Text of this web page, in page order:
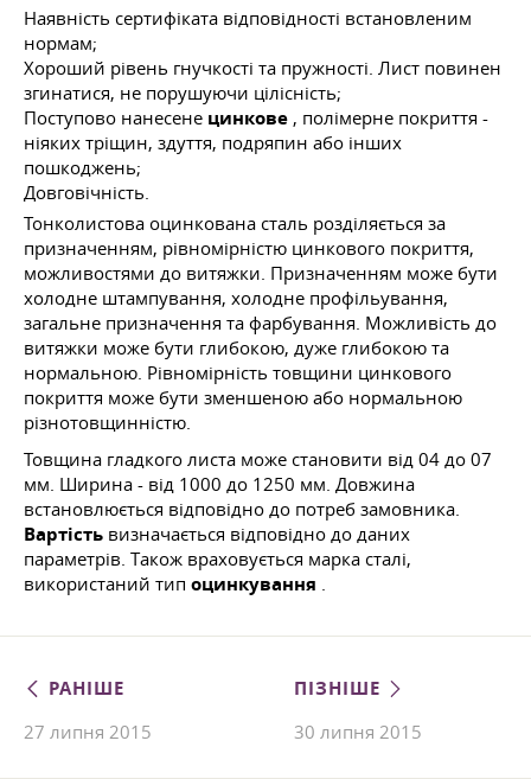
Наявність сертифіката відповідності встановленим
нормам;
Хороший рівень гнучкості та пружності. Лист повинен
згинатися, не порушуючи цілісність;
Поступово нанесене цинкове , полімерне покриття -
ніяких тріщин, здуття, подряпин або інших
пошкоджень;
Довговічність.
Тонколистова оцинкована сталь розділяється за
призначенням, рівномірністю цинкового покриття,
можливостями до витяжки. Призначенням може бути
холодне штампування, холодне профільування,
загальне призначення та фарбування. Можливість до
витяжки може бути глибокою, дуже глибокою та
нормальною. Рівномірність товщини цинкового
покриття може бути зменшеною або нормальною
різнотовщинністю.
Товщина гладкого листа може становити від 04 до 07
мм. Ширина - від 1000 до 1250 мм. Довжина
встановлюється відповідно до потреб замовника.
Вартість визначається відповідно до даних
параметрів. Також враховується марка сталі,
використаний тип оцинкування .
РАНІШЕ
27 липня 2015
ПІЗНІШЕ
30 липня 2015